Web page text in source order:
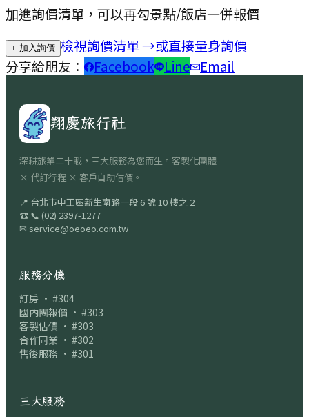
加進詢價清單，可以再勾景點/飯店一併報價
+ 加入詢價 檢視詢價清單 →或直接量身詢價
分享給朋友：
Facebook Line Email
翔慶旅行社
深耕旅業二十載，三大服務為您而生。客製化團體
× 代訂行程 × 客戶自助估價。
📍 台北市中正區新生南路一段 6 號 10 樓之 2
☎ 📞 (02) 2397-1277
✉ service@oeoeo.com.tw
服務分機
訂房 · #304
國內團報價 · #303
客製估價 · #303
合作同業 · #302
售後服務 · #301
三大服務